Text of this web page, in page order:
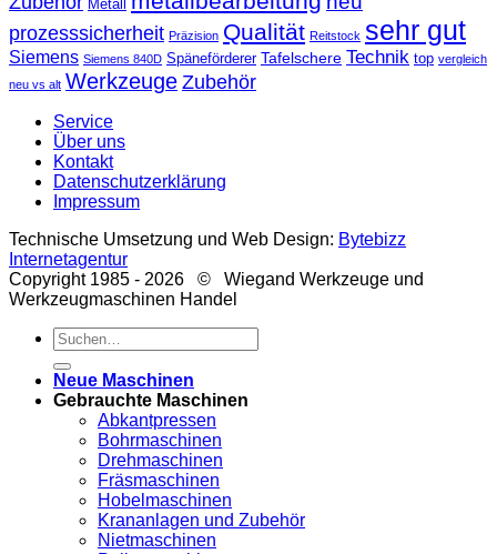
Metall
prozesssicherheit Präzision Qualität Reitstock sehr gut
Siemens Siemens 840D Späneförderer Tafelschere Technik top vergleich
neu vs alt Werkzeuge Zubehör
Service
Über uns
Kontakt
Datenschutzerklärung
Impressum
Technische Umsetzung und Web Design: Bytebizz
Internetagentur
Copyright 1985 - 2026 © Wiegand Werkzeuge und
Werkzeugmaschinen Handel
Suche
nach:
Neue Maschinen
Gebrauchte Maschinen
Abkantpressen
Bohrmaschinen
Drehmaschinen
Fräsmaschinen
Hobelmaschinen
Krananlagen und Zubehör
Nietmaschinen